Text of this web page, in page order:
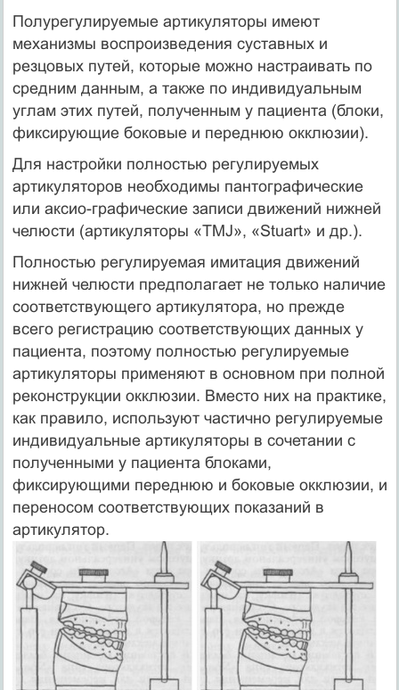
Полурегулируемые артикуляторы имеют
механизмы воспроизведения суставных и
резцовых путей, которые можно настраивать по
средним данным, а также по индивидуальным
углам этих путей, полученным у пациента (блоки,
фиксирующие боковые и переднюю окклюзии).
Для настройки полностью регулируемых
артикуляторов необходимы пантографические
или аксио-графические записи движений нижней
челюсти (артикуляторы «TMJ», «Stuart» и др.).
Полностью регулируемая имитация движений
нижней челюсти предполагает не только наличие
соответствующего артикулятора, но прежде
всего регистрацию соответствующих данных у
пациента, поэтому полностью регулируемые
артикуляторы применяют в основном при полной
реконструкции окклюзии. Вместо них на практике,
как правило, используют частично регулируемые
индивидуальные артикуляторы в сочетании с
полученными у пациента блоками,
фиксирующими переднюю и боковые окклюзии, и
переносом соответствующих показаний в
артикулятор.